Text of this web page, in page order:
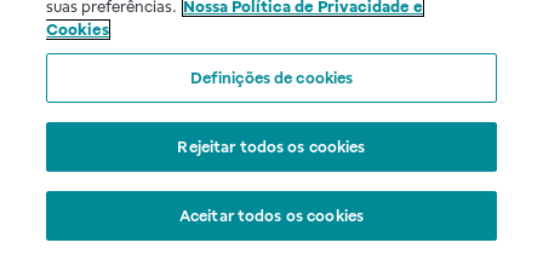
suas preferências. Nossa Política de Privacidade e
Cookies
Definições de cookies
Rejeitar todos os cookies
Aceitar todos os cookies